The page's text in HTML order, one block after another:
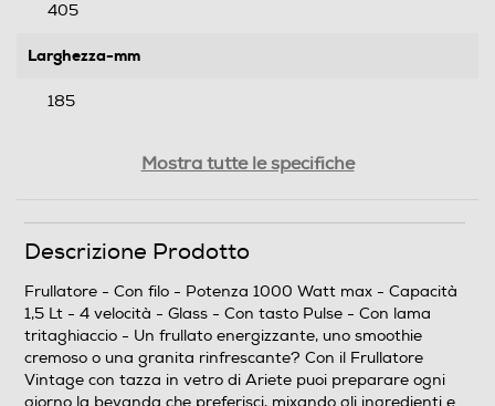
405
Larghezza-mm
185
3,96
Prestazioni
Potenza max-W
Mostra tutte le specifiche
Descrizione Prodotto
Frullatore - Con filo - Potenza 1000 Watt max - Capacità
1,5 Lt - 4 velocità - Glass - Con tasto Pulse - Con lama
tritaghiaccio - Un frullato energizzante, uno smoothie
cremoso o una granita rinfrescante? Con il Frullatore
Vintage con tazza in vetro di Ariete puoi preparare ogni
giorno la bevanda che preferisci, mixando gli ingredienti e